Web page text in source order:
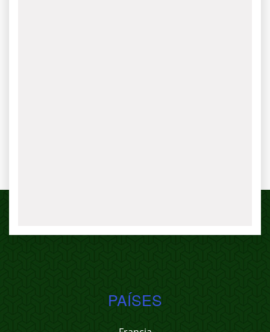
PAÍSES